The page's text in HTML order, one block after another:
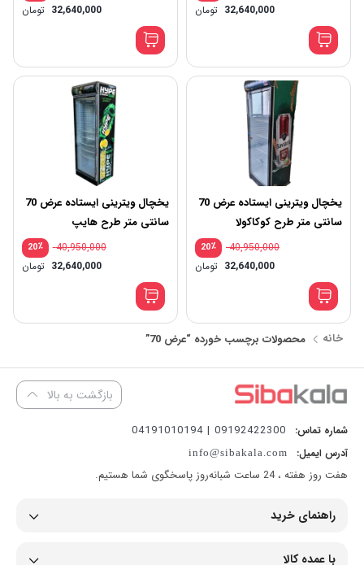
32,640,000 تومان
32,640,000 تومان.
32,640,000 تومان
یخچال ویترینی ایستاده عرض 70
سانتی متر طرح کوکاکولا
٪20
40,950,000
32,640,000 تومان
یخچال ویترینی ایستاده عرض 70
سانتی متر طرح هایپ
٪20 40,950,000
32,640,000 تومان
خانه محصولات برچسب خورده “عرض 70”
بازگشت به بالا
شماره تماس: 09192422300 | 04191010194
آدرس ایمیل: info@sibakala.com
هفت روز هفته ، 24 ساعت شبانه‌روز پاسخگوی شما هستیم.
راهنمای خرید
با عمده کالا